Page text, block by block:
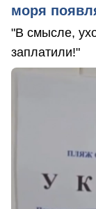
моря
"В смысле,
заплатили!"